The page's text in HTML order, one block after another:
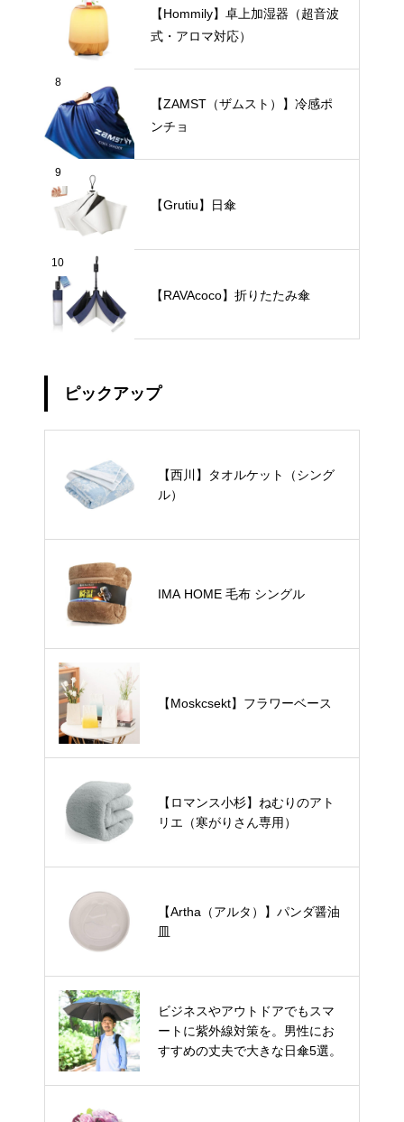
【Hommily】卓上加湿器（超音波
式・アロマ対応）
8
【ZAMST（ザムスト）】冷感ポ
ンチョ
9
【Grutiu】日傘
10
【RAVAcoco】折りたたみ傘
ピックアップ
【西川】タオルケット（シング
ル）
IMA HOME 毛布 シングル
【Moskcsekt】フラワーベース
【ロマンス小杉】ねむりのアト
リエ（寒がりさん専用）
【Artha（アルタ）】パンダ醤油
皿
ビジネスやアウトドアでもスマ
ートに紫外線対策を。男性にお
すすめの丈夫で大きな日傘5選。